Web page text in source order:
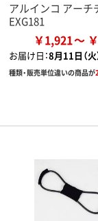
アルインコ アーチ
EXG181
￥1,921
お届け日：8月11日（火
種類・販売単位違いの商品が